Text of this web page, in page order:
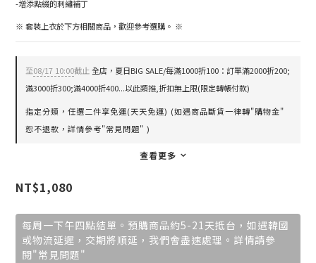
-增添點綴的刺繡補丁
※ 套裝上衣於下方相關商品，歡迎參考選購。 ※
至08/17 10:00截止全店，夏日BIG SALE/每滿1000折100：訂單滿2000折200;
滿3000折300;滿4000折400...以此類推,折扣無上限(限定轉帳付款)
指定分類，任選二件享免運(天天免運) (如遇商品斷貨一律轉"購物金"
恕不退款，詳情參考"常見問題" )
查看更多
NT$1,080
每周一下午四點結單。預購商品約5-21天抵台，如遇韓國
或物流延遲，交期將順延，我們會盡速處理。詳情請參
閱"常見問題"